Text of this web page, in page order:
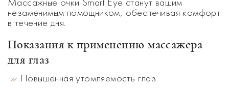
незаменимым помощником, обеспечивая комфорт
в течение дня.
Показания к применению массажера
для глаз
Повышенная утомляемость глаз